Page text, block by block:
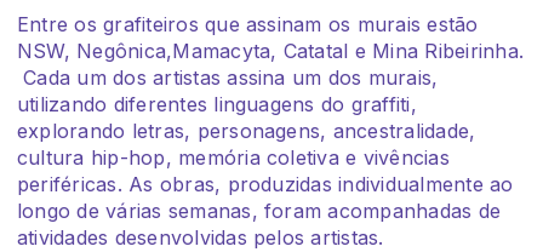
Entre os grafiteiros que assinam os murais estão
NSW, Negônica,Mamacyta, Catatal e Mina Ribeirinha.
Cada um dos artistas assina um dos murais,
utilizando diferentes linguagens do graffiti,
explorando letras, personagens, ancestralidade,
cultura hip-hop, memória coletiva e vivências
periféricas. As obras, produzidas individualmente ao
longo de várias semanas, foram acompanhadas de
atividades desenvolvidas pelos artistas.